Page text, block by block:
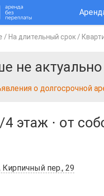
/ На длительный срок /
не актуально
о долгосрочной
4 этаж ⋅ от
Кирпичный пер., 29